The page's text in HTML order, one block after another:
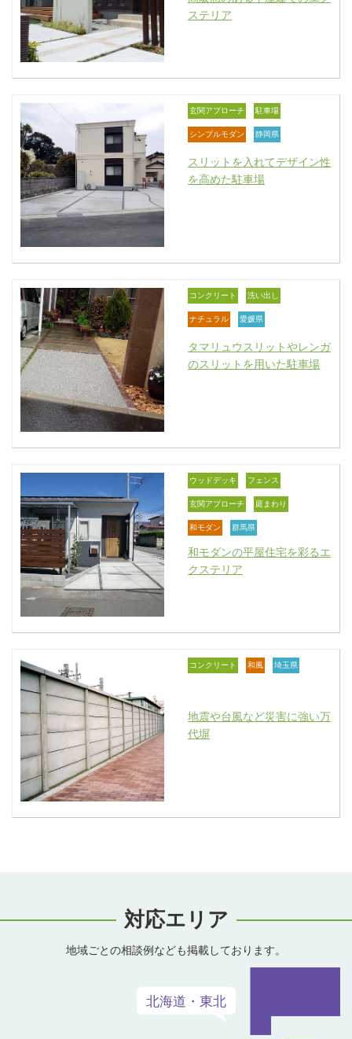
ステリア
玄関アプローチ 駐車場
シンプルモダン 静岡県
スリットを入れてデザイン性
を高めた駐車場
コンクリート 洗い出し
ナチュラル 愛媛県
タマリュウスリットやレンガ
のスリットを用いた駐車場
ウッドデッキ フェンス
玄関アプローチ 庭まわり
和モダン 群馬県
和モダンの平屋住宅を彩るエ
クステリア
コンクリート 和風 埼玉県
地震や台風など災害に強い万
代塀
対応エリア
地域ごとの相談例なども掲載しております。